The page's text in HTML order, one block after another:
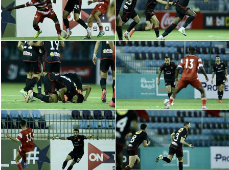
في المونديال
رياضة نسائية
آسيا
أمريكا
ركن الألعاب
أقسام خاصة
Gamers